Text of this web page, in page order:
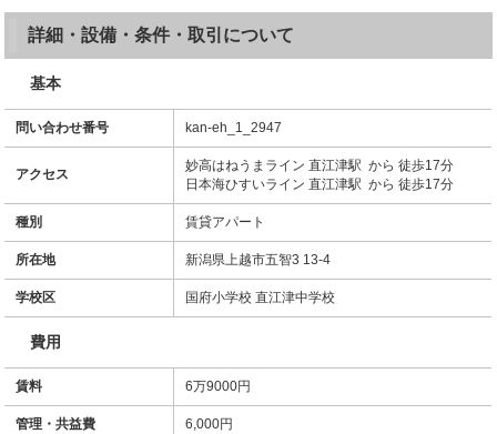
詳細・設備・条件・取引について
基本
問い合わせ番号 kan-eh_1_2947
アクセス
妙高はねうまライン 直江津駅 から 徒歩17分
日本海ひすいライン 直江津駅 から 徒歩17分
種別 賃貸アパート
所在地 新潟県上越市五智3 13-4
学校区 国府小学校 直江津中学校
費用
賃料 6万9000円
管理・共益費 6,000円